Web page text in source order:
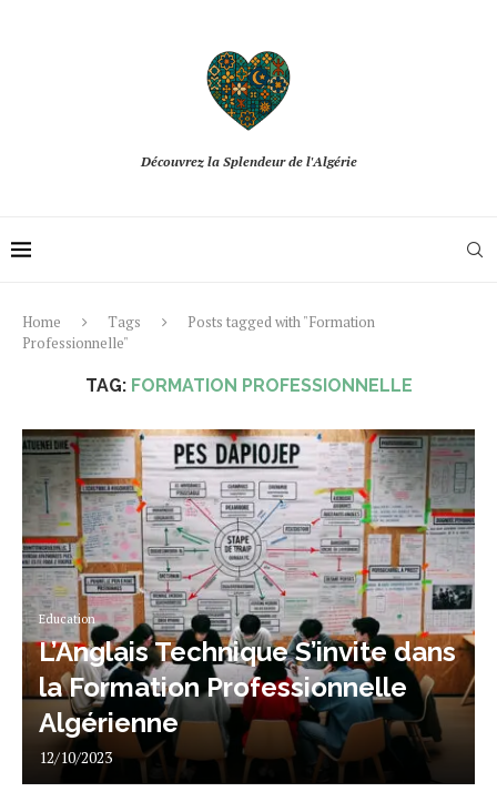
Découvrez la Splendeur de l'Algérie
Home Tags
Posts tagged with "Formation
Professionnelle"
TAG: FORMATION PROFESSIONNELLE
Education
L’Anglais Technique S’invite dans
la Formation Professionnelle
Algérienne
12/10/2023